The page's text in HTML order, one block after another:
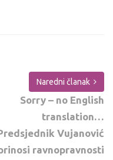
Naredni članak
Sorry – no English
translation…
Vujanović
ravnopravnosti